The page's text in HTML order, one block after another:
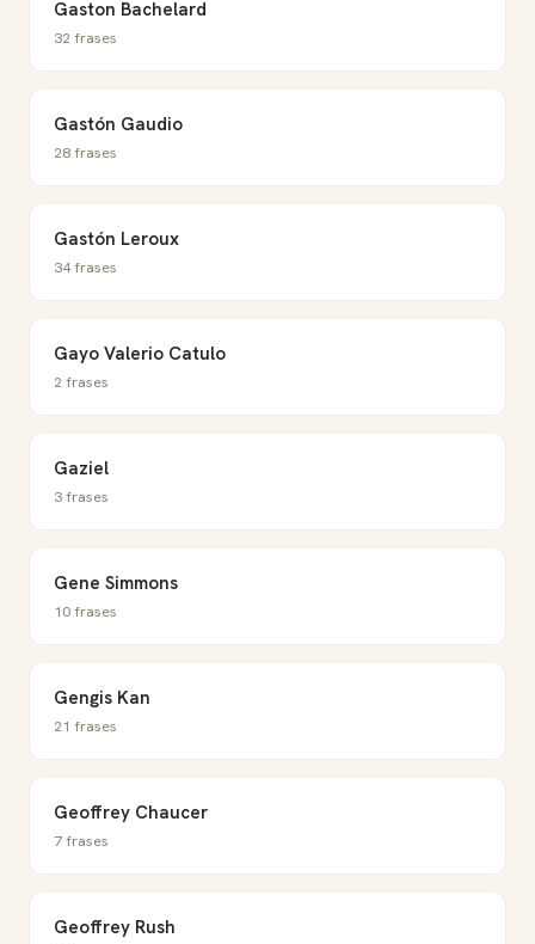
Gaston Bachelard
32 frases
Gastón Gaudio
28 frases
Gastón Leroux
34 frases
Gayo Valerio Catulo
2 frases
Gaziel
3 frases
Gene Simmons
10 frases
Gengis Kan
21 frases
Geoffrey Chaucer
7 frases
Geoffrey Rush